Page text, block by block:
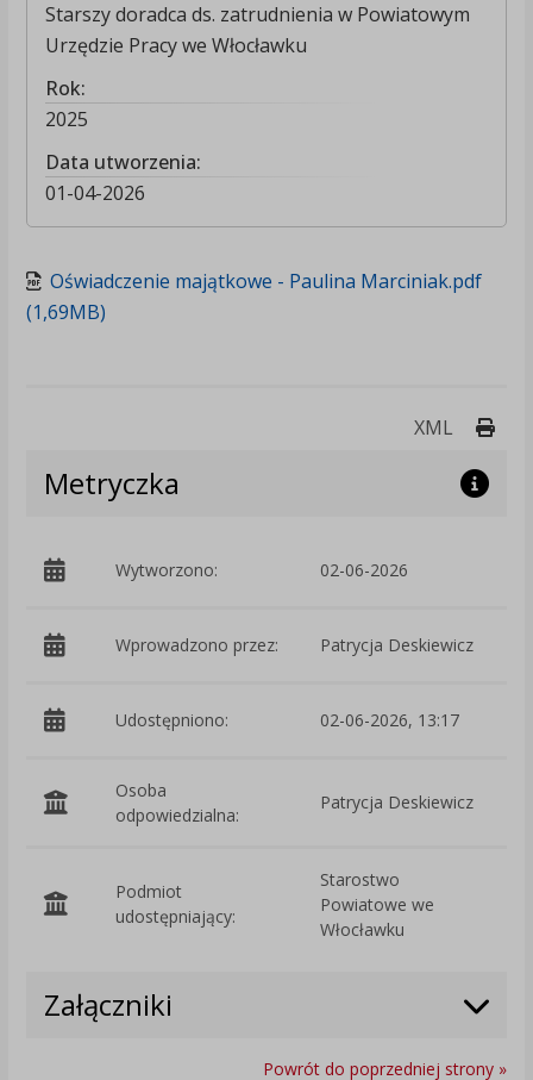
Starszy doradca ds. zatrudnienia w Powiatowym
Urzędzie Pracy we Włocławku
Rok:
2025
Data utworzenia:
01-04-2026
Oświadczenie majątkowe - Paulina Marciniak.pdf
(1,69MB)
XML
Metryczka
Wytworzono: 02-06-2026
Wprowadzono przez: Patrycja Deskiewicz
Udostępniono: 02-06-2026, 13:17
Osoba
odpowiedzialna:
Patrycja Deskiewicz
Podmiot
udostępniający:
Starostwo
Powiatowe we
Włocławku
Załączniki
Powrót do poprzedniej strony »